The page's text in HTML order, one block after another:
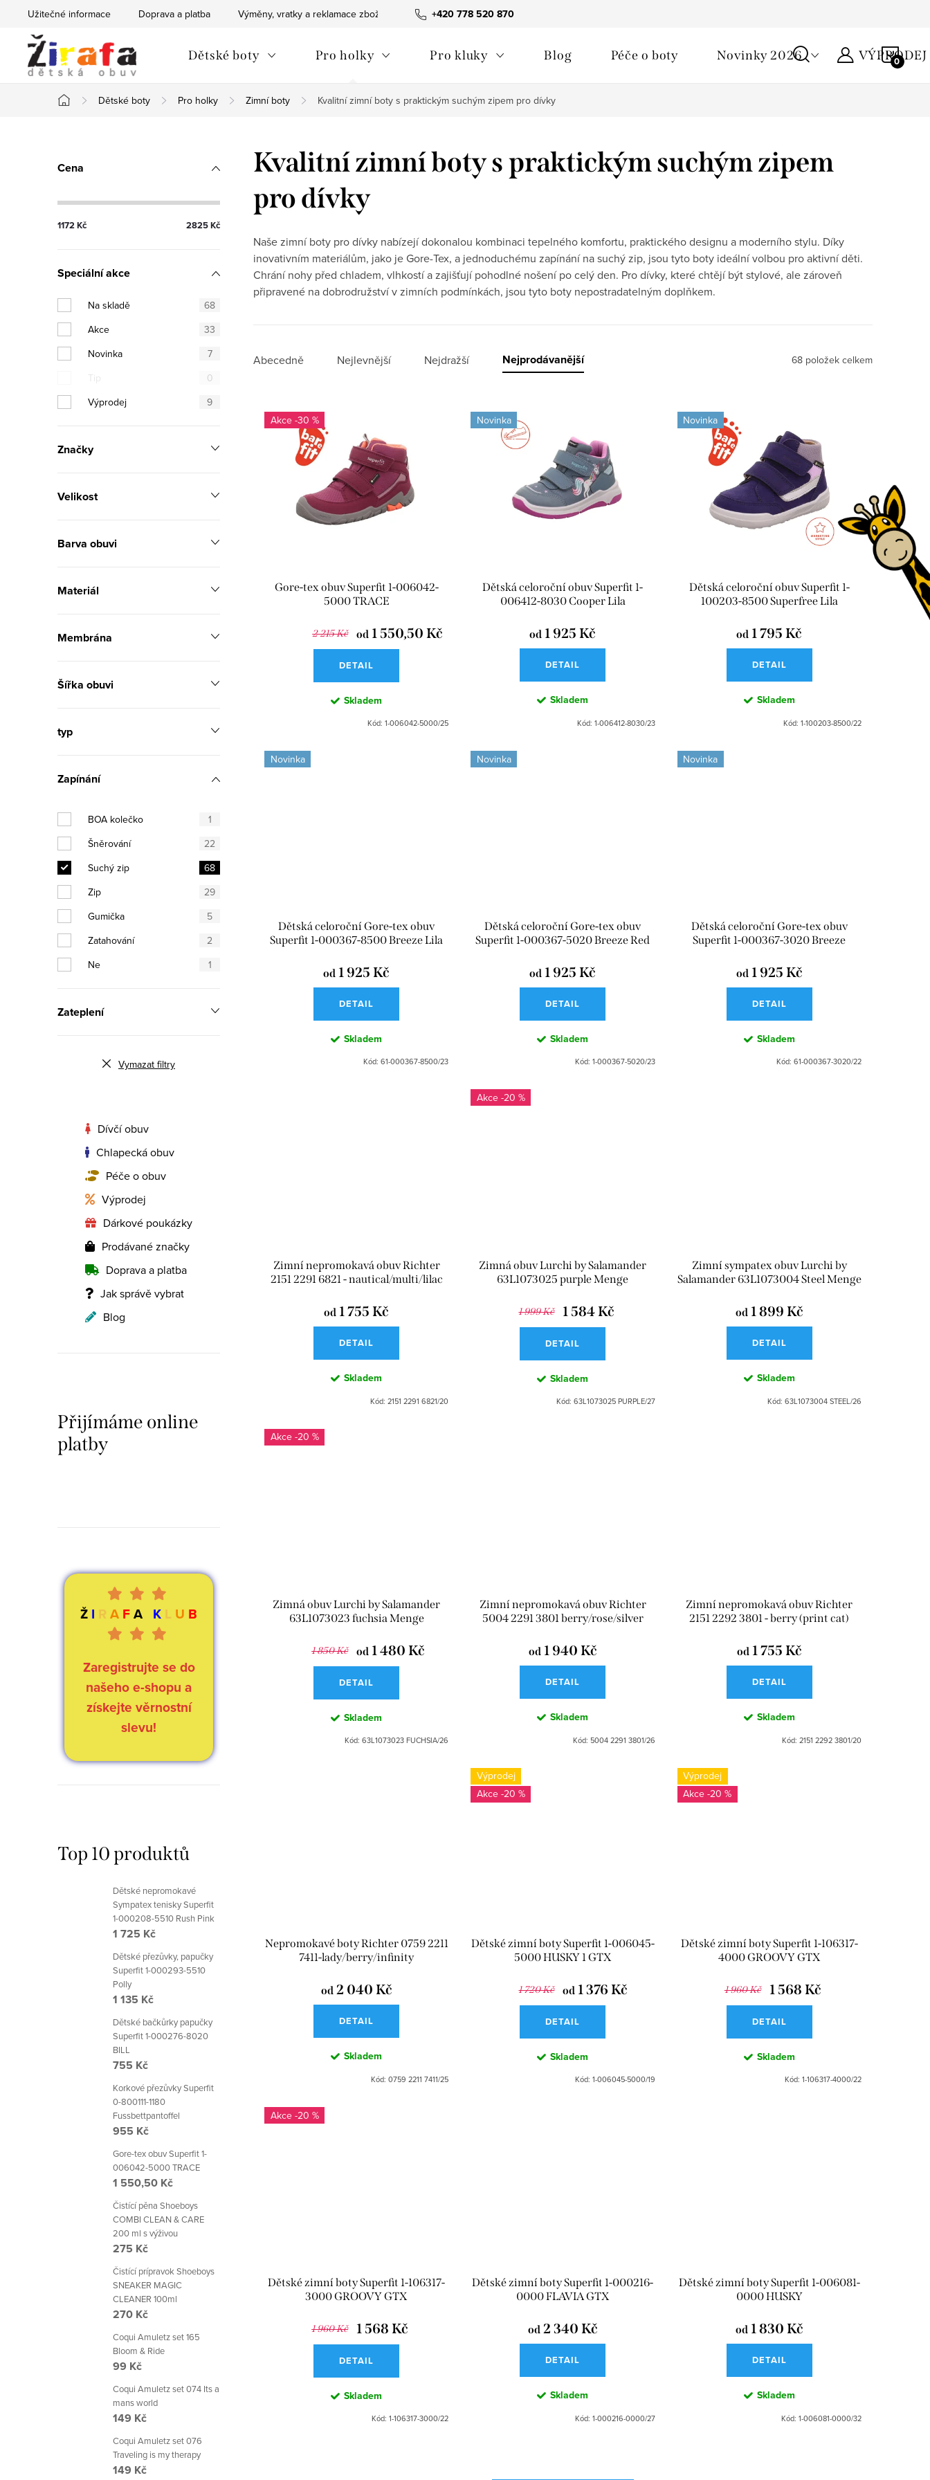
obsah
+420 778 520 870
Užitečné informace Doprava a platba Výměny, vratky a reklamace zboží Obchodní podmínky
Dětské boty Pro holky Pro kluky Blog Péče o boty Novinky 2026 VÝPRODEJ
Domů
Dětské boty Pro holky Zimní boty Kvalitní zimní boty s praktickým suchým zipem pro dívky
P
s
r
a
n
n
p
n
l
Cena
1172Kč 2825Kč
Speciální akce
Na skladě
68
Akce
33
Novinka
7
Tip
0
Výprodej
9
Značky
Velikost
Barva obuvi
Materiál
Membrána
Šířka obuvi
typ
Zapínání
BOA kolečko
1
Šněrování
22
Suchý zip
68
Zip
29
Gumička
5
Zatahování
2
Ne
1
Zateplení
Vymazat filtry
Dívčí obuv
Chlapecká obuv
Péče o obuv
Výprodej
Dárkové poukázky
Prodávané značky
Doprava a platba
Jak správě vybrat
Blog
Přijímáme online
platby
Ž I R A FA K L U B
Zaregistrujte se do
našeho e-shopu a
získejte věrnostní
slevu!
Top 10 produktů
Dětské nepromokavé
Sympatex tenisky Superfit
1-000208-5510 Rush Pink
1 725 Kč
Dětské přezůvky, papučky
Superfit 1-000293-5510
Polly
1 135 Kč
Dětské bačkůrky papučky
Superfit 1-000276-8020
BILL
755 Kč
Korkové přezůvky Superfit
0-800111-1180
Fussbettpantoffel
955 Kč
Gore-tex obuv Superfit 1-
006042-5000 TRACE
1 550,50 Kč
Čistící pěna Shoeboys
COMBI CLEAN & CARE
200 ml s výživou
275 Kč
Čistící prípravok Shoeboys
SNEAKER MAGIC
CLEANER 100ml
270 Kč
Coqui Amuletz set 165
Bloom & Ride
99 Kč
Coqui Amuletz set 074 Its a
mans world
149 Kč
Coqui Amuletz set 076
Traveling is my therapy
149 Kč
Kvalitní zimní boty s praktickým suchým zipem
pro dívky
Naše zimní boty pro dívky nabízejí dokonalou kombinaci tepelného komfortu, praktického designu a moderního stylu. Díky
inovativním materiálům, jako je Gore-Tex, a jednoduchému zapínání na suchý zip, jsou tyto boty ideální volbou pro aktivní děti.
Chrání nohy před chladem, vlhkostí a zajišťují pohodlné nošení po celý den. Pro dívky, které chtějí být stylové, ale zároveň
připravené na dobrodružství v zimních podmínkách, jsou tyto boty nepostradatelným doplňkem.
Ř
Abecedně Nejlevnější Nejdražší Nejprodávanější 68 položek celkem
V
-30 %
Gore-tex obuv Superfit 1-006042-
5000 TRACE
2 215 Kč od 1 550,50 Kč
DETAIL
Skladem
Kód:1-006042-5000/25
Novinka
Dětská celoroční obuv Superfit 1-
006412-8030 Cooper Lila
od 1 925 Kč
DETAIL
Skladem
Kód: 1-006412-8030/23
Novinka
Dětská celoroční obuv Superfit 1-
100203-8500 Superfree Lila
od 1 795 Kč
DETAIL
Skladem
Kód: 1-100203-8500/22
Novinka
Dětská celoroční Gore-tex obuv
Superfit 1-000367-8500 Breeze Lila
od 1 925 Kč
DETAIL
Skladem
Kód:61-000367-8500/23
Novinka
Dětská celoroční Gore-tex obuv
Superfit 1-000367-5020 Breeze Red
od 1 925 Kč
DETAIL
Skladem
Kód: 1-000367-5020/23
Novinka
Dětská celoroční Gore-tex obuv
Superfit 1-000367-3020 Breeze
od1 925 Kč
DETAIL
Skladem
Kód: 61-000367-3020/22
Zimní nepromokavá obuv Richter
2151 2291 6821 - nautical/multi/lilac
od 1 755 Kč
DETAIL
Skladem
Kód:2151 2291 6821/20
-20 %
Zimná obuv Lurchi by Salamander
63L1073025 purple Menge
1 999 Kč 1 584 Kč
DETAIL
Skladem
Kód: 63L1073025 PURPLE/27
Zimní sympatex obuv Lurchi by
Salamander 63L1073004 Steel Menge
od 1 899 Kč
DETAIL
Skladem
Kód: 63L1073004 STEEL/26
-20 %
Zimná obuv Lurchi by Salamander
63L1073023 fuchsia Menge
1 850 Kč od 1 480 Kč
DETAIL
Skladem
Kód:63L1073023 FUCHSIA/26
Zimní nepromokavá obuv Richter
5004 2291 3801 berry/rose/silver
od1 940 Kč
DETAIL
Skladem
Kód: 5004 2291 3801/26
Zimní nepromokavá obuv Richter
2151 2292 3801 - berry (print cat)
od1 755 Kč
DETAIL
Skladem
Kód: 2151 2292 3801/20
Nepromokavé boty Richter 0759 2211
7411-lady/berry/infinity
od2 040 Kč
DETAIL
Skladem
Kód:0759 2211 7411/25
Výprodej
-20 %
Dětské zimní boty Superfit 1-006045-
5000 HUSKY 1 GTX
1 720 Kč od 1 376 Kč
DETAIL
Skladem
Kód: 1-006045-5000/19
Výprodej
-20 %
Dětské zimní boty Superfit 1-106317-
4000 GROOVY GTX
1 960 Kč 1 568 Kč
DETAIL
Skladem
Kód: 1-106317-4000/22
-20 %
Dětské zimní boty Superfit 1-106317-
3000 GROOVY GTX
1 960 Kč 1 568 Kč
DETAIL
Skladem
Kód:1-106317-3000/22
Dětské zimní boty Superfit 1-000216-
0000 FLAVIA GTX
od2 340 Kč
DETAIL
Skladem
Kód: 1-000216-0000/27
Dětské zimní boty Superfit 1-006081-
0000 HUSKY
od1 830 Kč
DETAIL
Skladem
Kód: 1-006081-0000/32